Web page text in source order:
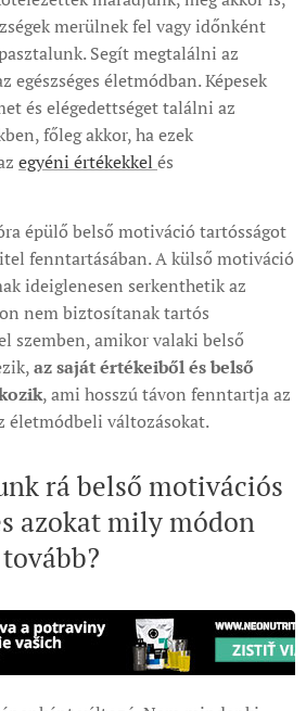
merülnek fel vagy időnként
Segít megtalálni az
egészséges életmódban. Képesek
és elégedettséget találni az
főleg akkor, ha ezek
egyéni értékekkel és
épülő belső motiváció tartósságot
fenntartásában. A külső motiváció
ideiglenesen serkenthetik az
nem biztosítanak tartós
szemben, amikor valaki belső
azsaját értékeiből és belső
, ami hosszú távon fenntartja az
életmódbeli változásokat.
rá belső motivációs
azokat mily módon